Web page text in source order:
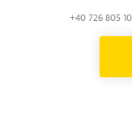
+40 726 805